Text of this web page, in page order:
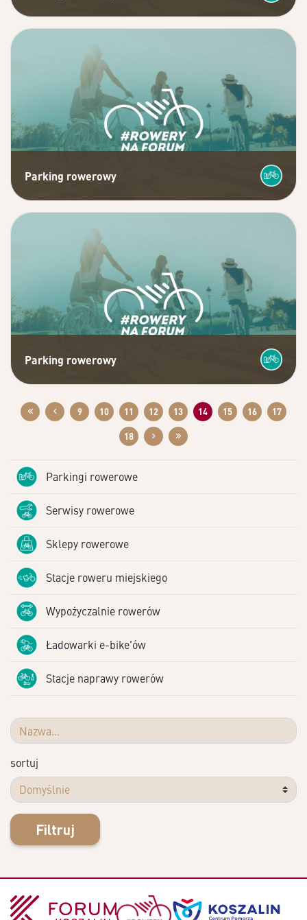
Parking rowerowy
Parking rowerowy
9 10 11 12 13 14 15 16 17
18
Parkingi rowerowe
Serwisy rowerowe
Sklepy rowerowe
Stacje roweru miejskiego
Wypożyczalnie rowerów
Ładowarki e-bike'ów
Stacje naprawy rowerów
sortuj
Filtruj